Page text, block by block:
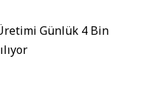
Günlük 4 Bin